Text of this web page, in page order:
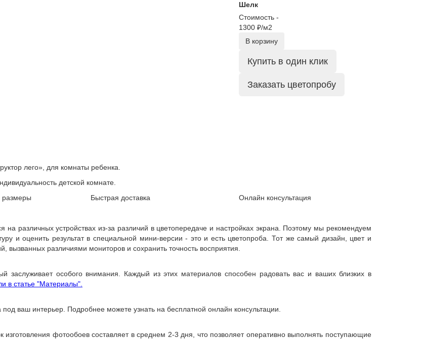
Шелк
Стоимость -
1300 ₽/м2
В корзину
Купить в один клик
Заказать цветопробу
лего», для комнаты ребенка.
детской комнате.
размеры Быстрая доставка
Онлайн консультация
на различных устройствах из-за различий в цветопередаче и настройках экрана. Поэтому мы рекомендуем
и оценить результат в специальной мини-версии - это и есть цветопроба. Тот же самый дизайн, цвет и
различиями мониторов и сохранить точность восприятия.
заслуживает особого внимания. Каждый из этих материалов способен радовать вас и ваших близких в
в статье "Материалы".
ваш интерьер. Подробнее можете узнать на бесплатной онлайн консультации.
фотообоев составляет в среднем 2-3 дня, что позволяет оперативно выполнять поступающие